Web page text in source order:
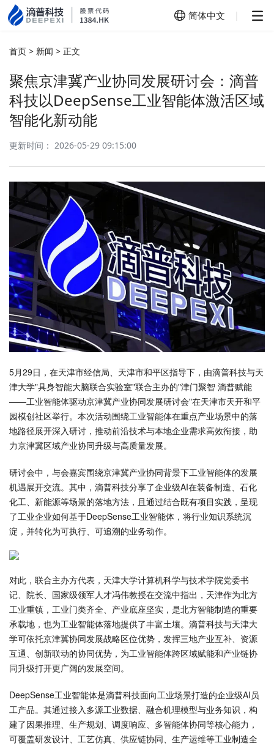
简体中文
首页 > 新闻 > 正文
聚焦京津冀产业协同发展研讨会：滴普
科技以DeepSense工业智能体激活区域
智能化新动能
更新时间： 2026-05-29 09:15:00
5月29日，在天津市经信局、天津市和平区指导下，由滴普科技与天
津大学"具身智能大脑联合实验室"联合主办的"津门聚智 滴普赋能
——工业智能体驱动京津冀产业协同发展研讨会"在天津市天开和平
园模创社区举行。本次活动围绕工业智能体在重点产业场景中的落
地路径展开深入研讨，推动前沿技术与本地企业需求高效衔接，助
力京津冀区域产业协同升级与高质量发展。
研讨会中，与会嘉宾围绕京津冀产业协同背景下工业智能体的发展
机遇展开交流。其中，滴普科技分享了企业级AI在装备制造、石化
化工、新能源等场景的落地方法，且通过结合既有项目实践，呈现
了工业企业如何基于DeepSense工业智能体，将行业知识系统沉
淀，并转化为可执行、可追溯的业务动作。
对此，联合主办方代表，天津大学计算机科学与技术学院党委书
记、院长、国家级领军人才冯伟教授在交流中指出，天津作为北方
工业重镇，工业门类齐全、产业底座坚实，是北方智能制造的重要
承载地，也为工业智能体落地提供了丰富土壤。滴普科技与天津大
学可依托京津冀协同发展战略区位优势，发挥三地产业互补、资源
互通、创新联动的协同优势，为工业智能体跨区域赋能和产业链协
同升级打开更广阔的发展空间。
DeepSense工业智能体是滴普科技面向工业场景打造的企业级AI员
工产品。其通过接入多源工业数据、融合机理模型与业务知识，构
建了因果推理、生产规划、调度响应、多智能体协同等核心能力，
可覆盖研发设计、工艺仿真、供应链协同、生产运维等工业制造全